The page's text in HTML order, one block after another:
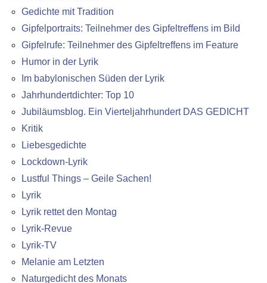
Gedichte mit Tradition
Gipfelportraits: Teilnehmer des Gipfeltreffens im Bild
Gipfelrufe: Teilnehmer des Gipfeltreffens im Feature
Humor in der Lyrik
Im babylonischen Süden der Lyrik
Jahrhundertdichter: Top 10
Jubiläumsblog. Ein Vierteljahrhundert DAS GEDICHT
Kritik
Liebesgedichte
Lockdown-Lyrik
Lustful Things – Geile Sachen!
Lyrik
Lyrik rettet den Montag
Lyrik-Revue
Lyrik-TV
Melanie am Letzten
Naturgedicht des Monats